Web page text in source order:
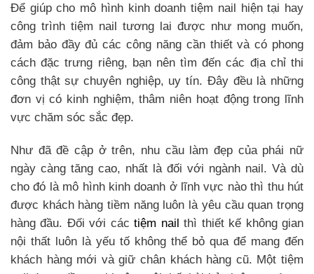
Để giúp cho mô hình kinh doanh tiệm nail hiện tại hay
công trình tiệm nail tương lai được như mong muốn,
đảm bảo đầy đủ các công năng cần thiết và có phong
cách đặc trưng riêng, bạn nên tìm đến các địa chỉ thi
công thật sự chuyên nghiệp, uy tín. Đây đều là những
đơn vị có kinh nghiệm, thâm niên hoạt động trong lĩnh
vực chăm sóc sắc đẹp.
Như đã đề cập ở trên, nhu cầu làm đẹp của phái nữ
ngày càng tăng cao, nhất là đối với ngành nail. Và dù
cho đó là mô hình kinh doanh ở lĩnh vực nào thì thu hút
được khách hàng tiềm năng luôn là yêu cầu quan trọng
hàng đầu. Đối với cáctiệm nail thì thiết kế không gian
nội thất luôn là yếu tố không thể bỏ qua để mang đến
khách hàng mới và giữ chân khách hàng cũ. Một tiệm